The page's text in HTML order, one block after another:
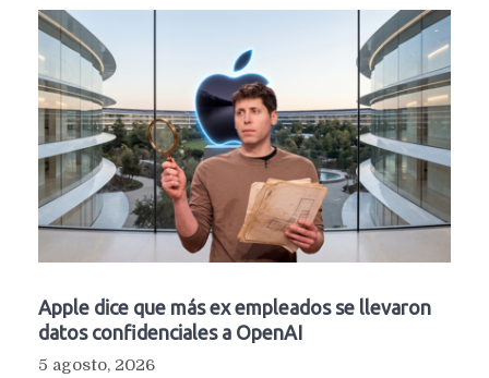
Apple dice que más ex empleados se llevaron
datos confidenciales a OpenAI
5 agosto, 2026